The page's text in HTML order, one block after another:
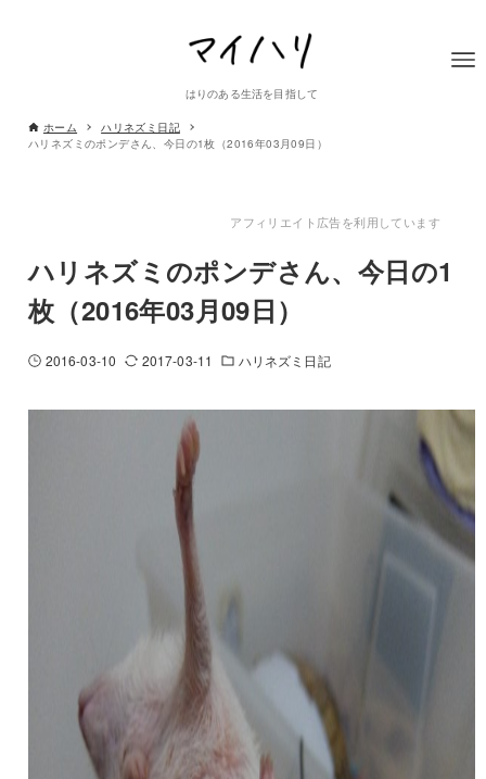
はりのある生活を目指して
ホーム
ハリネズミ日記
ハリネズミのポンデさん、今日の1枚（2016年03月09日）
アフィリエイト広告を利用しています
ハリネズミのポンデさん、今日の1
枚（2016年03月09日）
2016-03-10 2017-03-11 ハリネズミ日記